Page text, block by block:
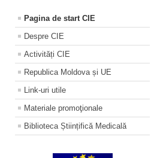
Pagina de start CIE
Despre CIE
Activități CIE
Republica Moldova și UE
Link-uri utile
Materiale promoţionale
Biblioteca Științifică Medicală